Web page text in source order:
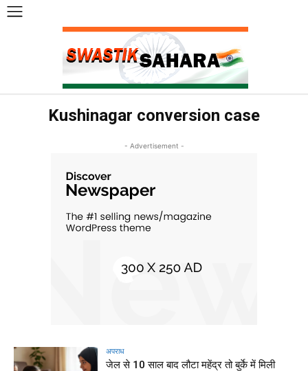
Kushinagar conversion case
- Advertisement -
अपराध
जेल से 10 साल बाद लौटा महेंद्र तो बुर्के में मिली